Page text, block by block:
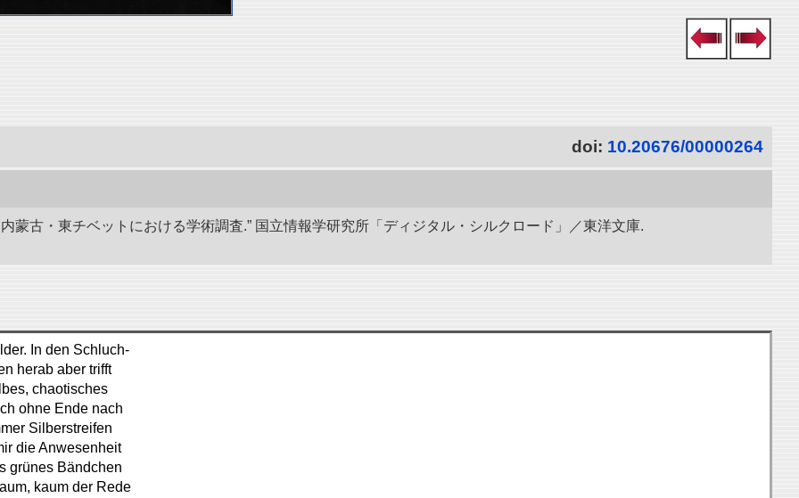
doi: 10.20676/00000264
蒙古・東チベットにおける学術調査.” 国立情報学研究所「ディジタル・シルクロード」／東洋文庫.
In den Schluch-
herab aber trifft
chaotisches
ohne Ende nach
Silberstreifen
die Anwesenheit
grünes Bändchen
kaum der Rede